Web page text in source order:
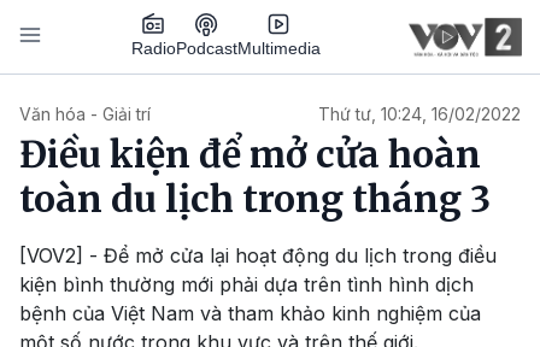
Nhảy đến nội dung
RadioPodcastMultimedia
Văn hóa - Giải trí Thứ tư, 10:24, 16/02/2022
Điều kiện để mở cửa hoàn
toàn du lịch trong tháng 3
[VOV2] - Để mở cửa lại hoạt động du lịch trong điều
kiện bình thường mới phải dựa trên tình hình dịch
bệnh của Việt Nam và tham khảo kinh nghiệm của
một số nước trong khu vực và trên thế giới.